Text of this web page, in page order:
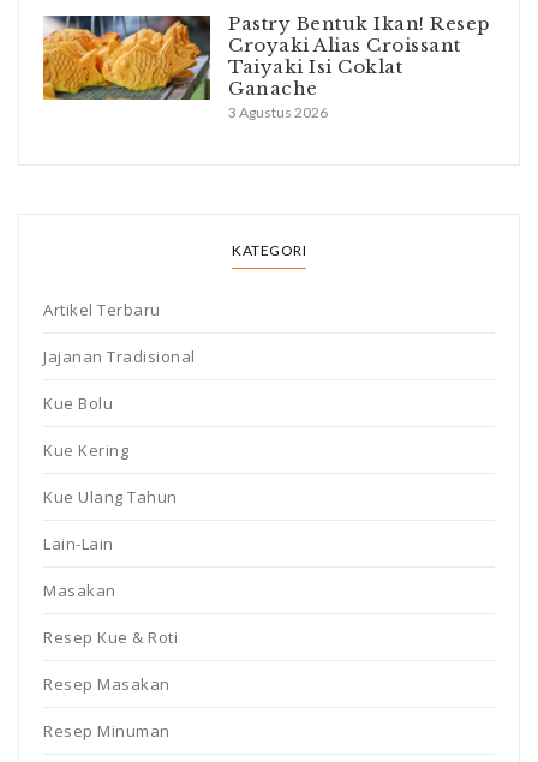
Pastry Bentuk Ikan! Resep
Croyaki Alias Croissant
Taiyaki Isi Coklat
Ganache
3 Agustus 2026
KATEGORI
Artikel Terbaru
Jajanan Tradisional
Kue Bolu
Kue Kering
Kue Ulang Tahun
Lain-Lain
Masakan
Resep Kue & Roti
Resep Masakan
Resep Minuman